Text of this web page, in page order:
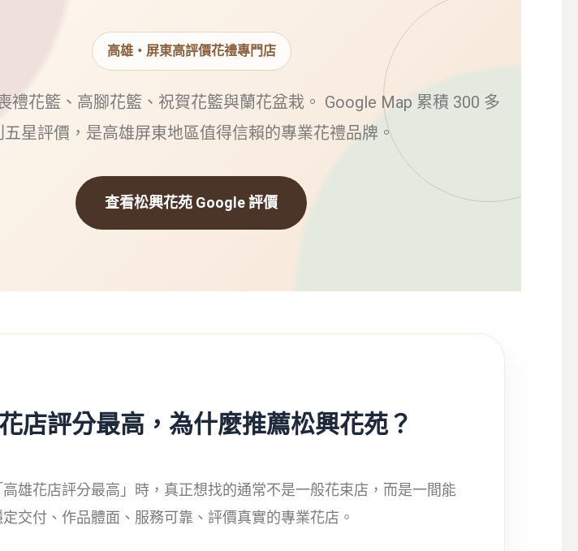
高雄・屏東高評價花禮專門店
禮花籃、高腳花籃、祝賀花籃與蘭花盆栽。 Google Map 累積 300 多
五星評價，是高雄屏東地區值得信賴的專業花禮品牌。
查看松興花苑 Google 評價
店評分最高，為什麼推薦松興花苑？
雄花店評分最高」時，真正想找的通常不是一般花束店，而是一間能
交付、作品體面、服務可靠、評價真實的專業花店。